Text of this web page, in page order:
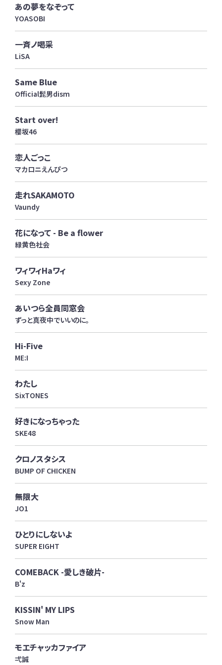
あの夢をなぞって
YOASOBI
一斉ノ喝采
LiSA
Same Blue
Official髭男dism
Start over!
櫻坂46
恋人ごっこ
マカロニえんぴつ
走れSAKAMOTO
Vaundy
花になって - Be a flower
緑黄色社会
ワィワィHaワィ
Sexy Zone
あいつら全員同窓会
ずっと真夜中でいいのに。
Hi-Five
ME:I
わたし
SixTONES
好きになっちゃった
SKE48
クロノスタシス
BUMP OF CHICKEN
無限大
JO1
ひとりにしないよ
SUPER EIGHT
COMEBACK -愛しき破片-
B'z
KISSIN' MY LIPS
Snow Man
モエチャッカファイア
弌誠